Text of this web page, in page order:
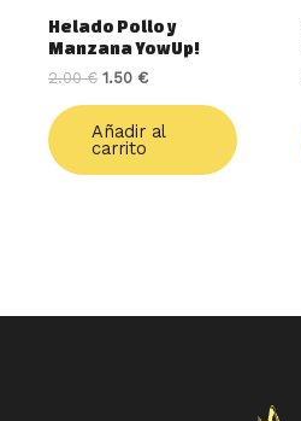
Helado Pollo y
Manzana YowUp!
2.00€ 1.50 €
Añadir al
carrito